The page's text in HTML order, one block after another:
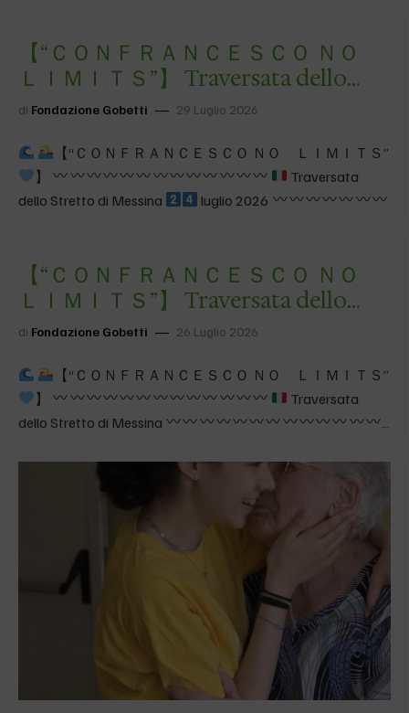
【 “ＣＯＮＦＲＡＮＣＥＳＣＯ ＮＯ
ＬＩＭＩＴＳ”】 Traversata dello
Stretto di Messina
4&…
di Fondazione Gobetti 29 Luglio 2026
【 “ＣＯＮＦＲＡＮＣＥＳＣＯ ＮＯ ＬＩＭＩＴＳ”
】
Traversata
dello Stretto di Messina
luglio 2026
abbracci, le risate e l’immensa emozione di aver condiviso
qualcosa…
【 “ＣＯＮＦＲＡＮＣＥＳＣＯ ＮＯ
ＬＩＭＩＴＳ”】 Traversata dello
Stretto di Messina Qui il m…
di Fondazione Gobetti 26 Luglio 2026
【 “ＣＯＮＦＲＡＮＣＥＳＣＯ ＮＯ ＬＩＭＩＴＳ”
】
Traversata
dello Stretto di Messina
Quel salto nel mare non è stato solo l’inizio
di una traversata: è un gesto d’amicizia, un…